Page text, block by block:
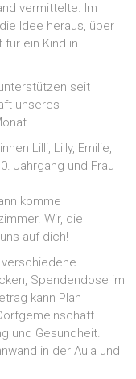
vermittelte. Im
Idee heraus, über
für ein Kind in
seit
unseres
Lilli, Lilly, Emilie,
Jahrgang und Frau
komme
Wir, die
auf dich!
Spendendose im
kann Plan
und Gesundheit.
in der Aula und